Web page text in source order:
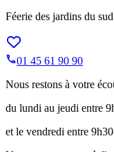
Féerie des jardins du
01 45 61 90 90
Nous restons à votre
du lundi au jeudi entre
et le vendredi entre